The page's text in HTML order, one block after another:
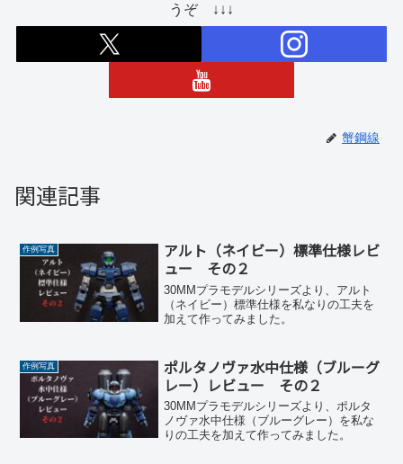
うぞ ↓↓↓
蟹鋼線
関連記事
作例写真
アルト（ネイビー）標準仕様レビ
ュー その２
30MMプラモデルシリーズより、アルト
（ネイビー）標準仕様を私なりの工夫を
加えて作ってみました。
作例写真
ポルタノヴァ水中仕様（ブルーグ
レー）レビュー その２
30MMプラモデルシリーズより、ポルタ
ノヴァ水中仕様（ブルーグレー）を私な
りの工夫を加えて作ってみました。